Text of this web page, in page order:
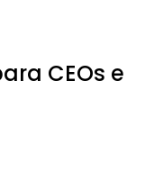
CEOs e